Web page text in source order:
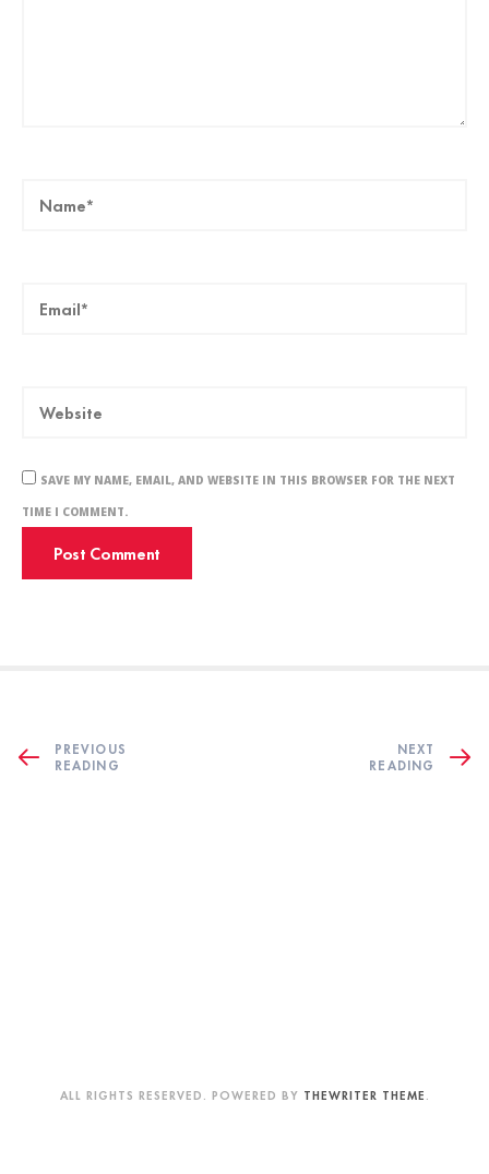
SAVE MY NAME, EMAIL, AND WEBSITE IN THIS BROWSER FOR THE NEXT
TIME I COMMENT.
PREVIOUS
READING
NEXT
READING
ALL RIGHTS RESERVED. POWERED BY THEWRITER THEME